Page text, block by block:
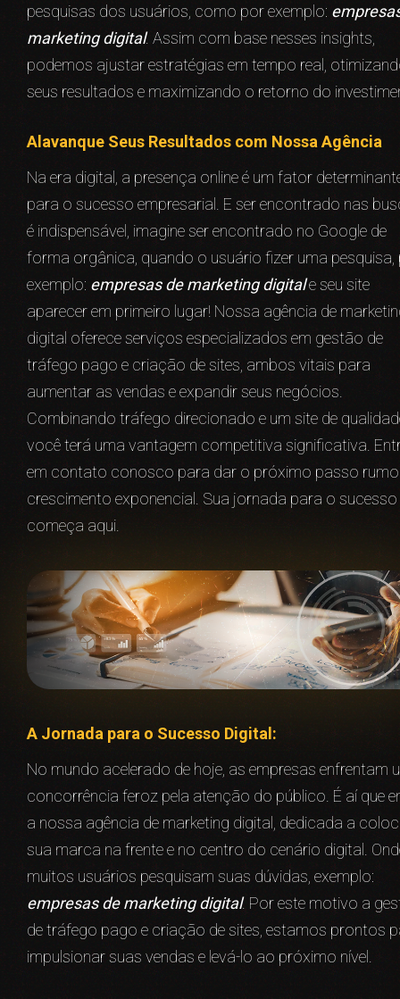
pesquisas dos usuários, como por exemplo:
marketing digital. Assim com base nesses insights,
podemos ajustar estratégias em tempo real,
seus resultados e maximizando o retorno do
Alavanque Seus Resultados com Nossa Agência
Na era digital, a presença online é um fator
para o sucesso empresarial. E ser encontrado nas
é indispensável, imagine ser encontrado no Google de
forma orgânica, quando o usuário fizer uma pesquisa,
exemplo: empresas de marketing digitale seu site
aparecer em primeiro lugar! Nossa agência de
digital oferece serviços especializados em gestão de
tráfego pago e criação de sites, ambos vitais para
aumentar as vendas e expandir seus negócios.
Combinando tráfego direcionado e um site de
você terá uma vantagem competitiva significativa.
em contato conosco para dar o próximo passo
crescimento exponencial. Sua jornada para o sucesso
começa aqui.
A Jornada para o Sucesso Digital:
No mundo acelerado de hoje, as empresas enfrentam
concorrência feroz pela atenção do público. É aí que
a nossa agência de marketing digital, dedicada a
sua marca na frente e no centro do cenário digital.
muitos usuários pesquisam suas dúvidas, exemplo:
empresas de marketing digital. Por este motivo a
de tráfego pago e criação de sites, estamos prontos
impulsionar suas vendas e levá-lo ao próximo nível.